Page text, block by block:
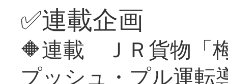
✅連載企画
🔶連載 ＪＲ貨物「
プッシュ・プル運転